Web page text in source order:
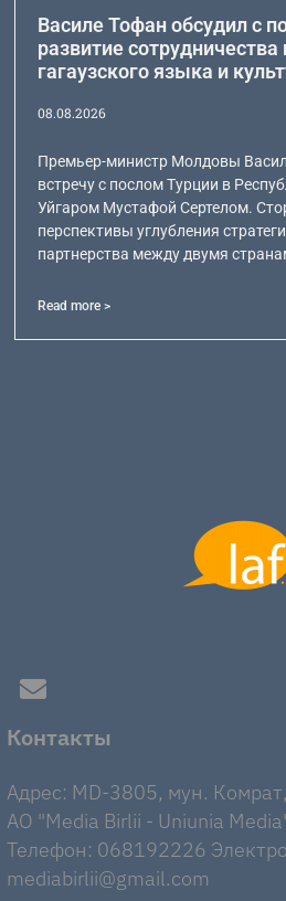
Василе Тофан обсудил с
развитие
гагаузского языка и
08.08.2026
Премьер-министр Молдовы
встречу с послом Турции в
Уйгаром Мустафой Сертелом.
перспективы углубления
партнерства между двумя
Read more >
Контакты
Адрес: MD-3805, мун.
AO "Media Birlii - Uniunia
Телефон: 068192226
mediabirlii@gmail.com